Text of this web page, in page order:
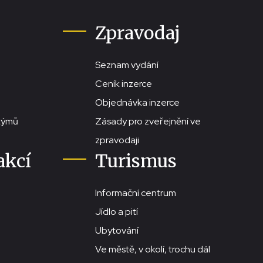
Zpravodaj
Seznam vydání
Ceník inzerce
Objednávka inzerce
Zásady pro zveřejnění ve
zpravodaji
Turismus
Informační centrum
Jídlo a pití
Ubytování
Ve městě, v okolí, trochu dál